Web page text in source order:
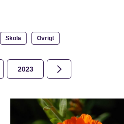
Skola Övrigt
2023 2022